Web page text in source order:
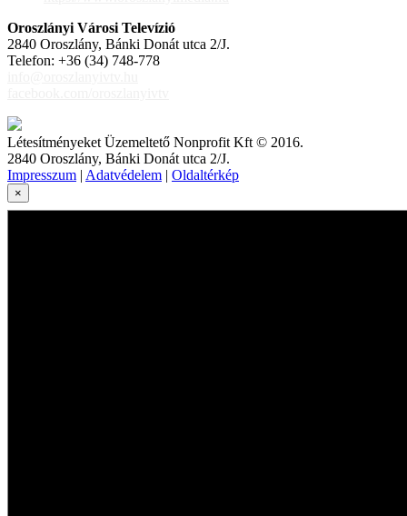
Oroszlányi Városi Televízió
2840 Oroszlány, Bánki Donát utca 2/J.
Telefon: +36 (34) 748-778
Létesítményeket Üzemeltető Nonprofit Kft © 2016.
2840 Oroszlány, Bánki Donát utca 2/J.
Impresszum | Adatvédelem | Oldaltérkép
×